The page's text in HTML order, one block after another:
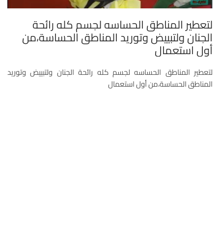
لتعطير المناطق الحساسه لجسم كله رائحة
الجنان ولتبييض وتوريد المناطق الحساسة،من
أول استعمال
لتعطير المناطق الحساسه لجسم كله رائحة الجنان ولتبييض وتوريد
المناطق الحساسة،من أول استعمال